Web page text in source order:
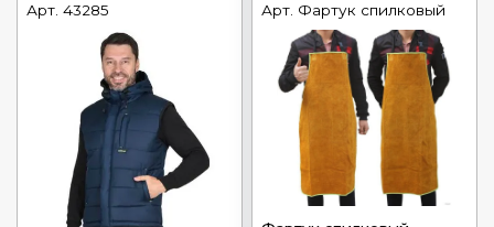
Арт. 43285
Арт. Фартук спилковый